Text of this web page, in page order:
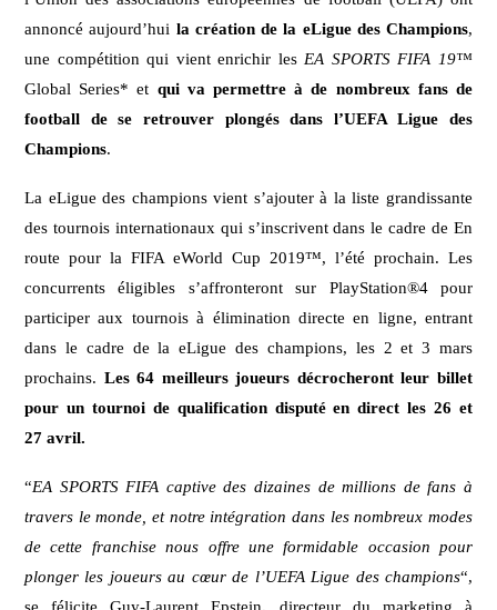
annoncé aujourd’hui la création de la eLigue des Champions,
une compétition qui vient enrichir les EA SPORTS FIFA 19™
Global Series* et qui va permettre à de nombreux fans de
football de se retrouver plongés dans l’UEFA Ligue des
Champions.
La eLigue des champions vient s’ajouter à la liste grandissante
des tournois internationaux qui s’inscrivent dans le cadre de En
route pour la FIFA eWorld Cup 2019™, l’été prochain. Les
concurrents éligibles s’affronteront sur PlayStation®4 pour
participer aux tournois à élimination directe en ligne, entrant
dans le cadre de la eLigue des champions, les 2 et 3 mars
prochains. Les 64 meilleurs joueurs décrocheront leur billet
pour un tournoi de qualification disputé en direct les 26 et
27 avril.
“EA SPORTS FIFA captive des dizaines de millions de fans à
travers le monde, et notre intégration dans les nombreux modes
de cette franchise nous offre une formidable occasion pour
plonger les joueurs au cœur de l’UEFA Ligue des champions“,
se félicite Guy-Laurent Epstein, directeur du marketing à